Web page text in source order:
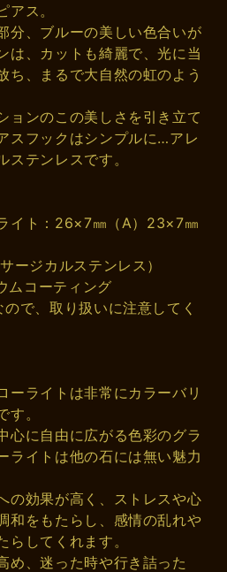
アス。
分、ブルーの美しい色合いが
は、カットも綺麗で、光に当
ち、まるで大自然の虹のよう
ョンのこの美しさを引き立て
スフックはシンプルに…アレ
ステンレスです。
イト：26×7㎜（A）23×7㎜
ージカルステンレス）
ムコーティング
で、取り扱いに注意してく
ーライトは非常にカラーバリ
。
心に自由に広がる色彩のグラ
ライトは他の石には無い魅力
の効果が高く、ストレスや心
和をもたらし、感情の乱れや
らしてくれます。
め、迷った時や行き詰った